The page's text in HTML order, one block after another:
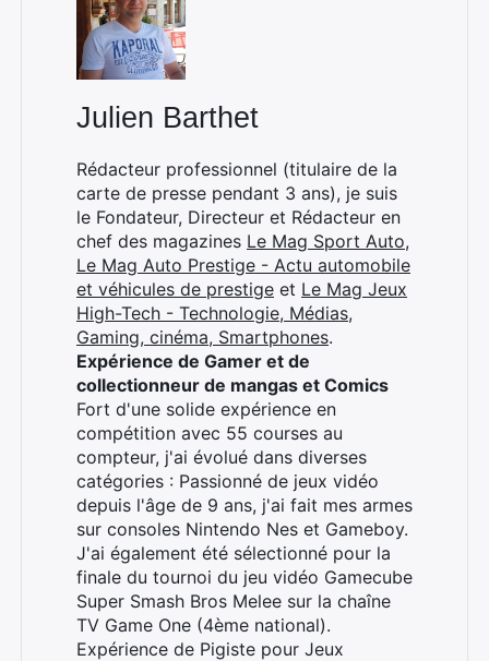
Julien Barthet
Rédacteur professionnel (titulaire de la
carte de presse pendant 3 ans), je suis
le Fondateur, Directeur et Rédacteur en
chef des magazines Le Mag Sport Auto,
Le Mag Auto Prestige - Actu automobile
et véhicules de prestige et Le Mag Jeux
High-Tech - Technologie, Médias,
Gaming, cinéma, Smartphones.
Expérience de Gamer et de
collectionneur de mangas et Comics
Fort d'une solide expérience en
compétition avec 55 courses au
compteur, j'ai évolué dans diverses
catégories : Passionné de jeux vidéo
depuis l'âge de 9 ans, j'ai fait mes armes
sur consoles Nintendo Nes et Gameboy.
J'ai également été sélectionné pour la
finale du tournoi du jeu vidéo Gamecube
Super Smash Bros Melee sur la chaîne
TV Game One (4ème national).
Expérience de Pigiste pour Jeux